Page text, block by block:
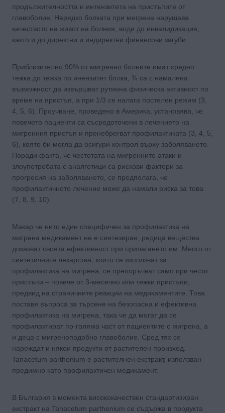
продължителността и интензитета на пристъпите от
главоболие. Нерядко болката при мигрена нарушава
качеството на живот на болния, води до инвалидизация,
както и до директни и индиректни финансови загуби.
Приблизително 90% от мигренно болните имат средно
тежка до тежка по инензитет болка, ¾ са с намалена
възможност да извършват рутинна физическа активност по
време на пристъп, а при 1/3 се налага постелен режим (3,
4, 5, 6). Проучване, проведено в Америка, установява, че
повечето пациенти са съсредоточени в лечението на
мигренния пристъп и пренебрегват профилактиката (3, 4, 5,
6), която би могла да осигури контрол върху заболяването.
Поради факта, че честотата на мигренните атаки и
злоупотребата с аналгетици са рискови фактори за
прогресия на заболяването, се предполага, че
профилактичното лечение може да намали риска за това
(7, 8, 9, 10).
Макар че нито един специфичен за профилактика на
мигрена медикамент не е синтезиран, редица вещества
доказват своята ефективност при прилагането им. Много от
синтетичните лекарства, които се използват за
профилактика на мигрена, се препоръчват само при чести
пристъпи – повече от 3-месечно или тежки пристъпи,
предвид на страничните реакции на медикаментите. Това
поставя въпроса за търсене на безопасна и ефективна
профилактика на мигрена, така че да могат да се
профилактират по-голяма част от пациентите с мигрена, а
и деца с мигреноподобно главоболие. Сред тях се
нареждат и някои продукти от растителен произход.
Tanacetum parthenium е растителнен екстракт, използван
предимно като профилактичен медикамент.
В България в момента висококачествен стандартизиран
екстракт на Tanacetum parthenium се съдържа в продукта